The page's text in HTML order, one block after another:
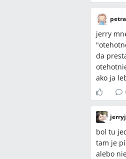
Sporné
iné
Do
Aký
sa
jerry
da
ako ja
bol tu
tam je
alebo